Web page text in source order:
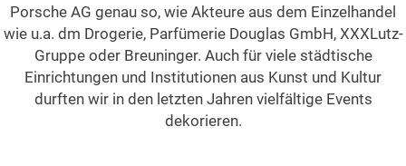
Porsche AG genau so, wie Akteure aus dem Einzelhandel
wie u.a. dm Drogerie, Parfümerie Douglas GmbH, XXXLutz-
Gruppe oder Breuninger. Auch für viele städtische
Einrichtungen und Institutionen aus Kunst und Kultur
durften wir in den letzten Jahren vielfältige Events
dekorieren.